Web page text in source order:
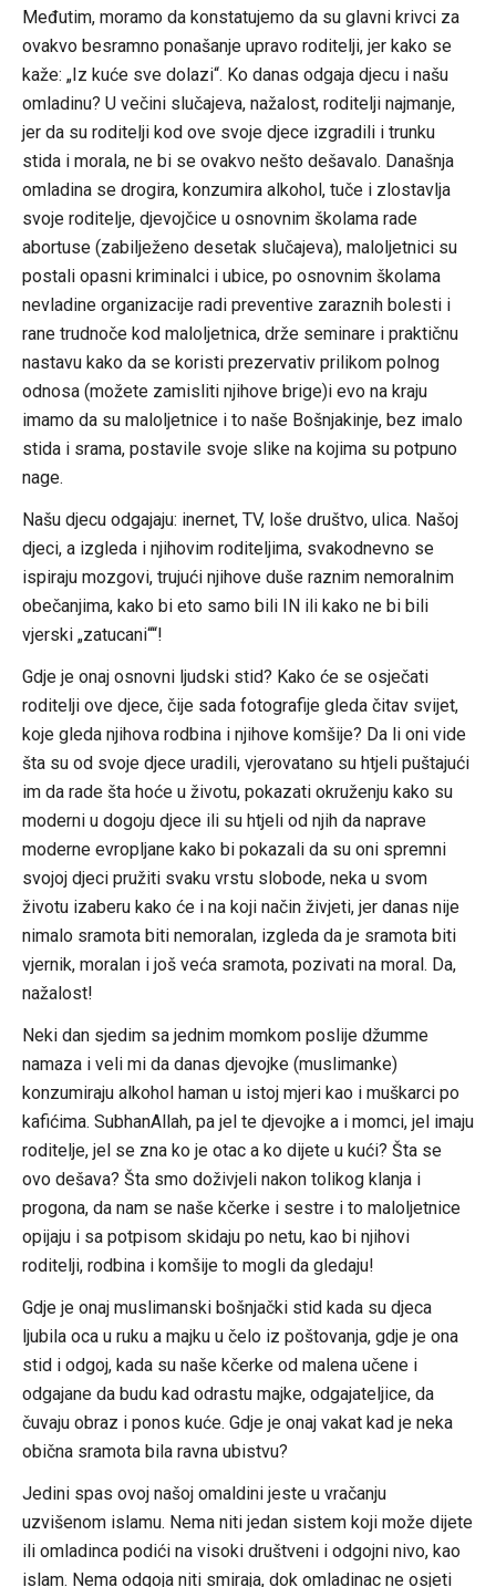
Međutim, moramo da konstatujemo da su glavni krivci za
ovakvo besramno ponašanje upravo roditelji, jer kako se
kaže: „Iz kuće sve dolazi“. Ko danas odgaja djecu i našu
omladinu? U večini slučajeva, nažalost, roditelji najmanje,
jer da su roditelji kod ove svoje djece izgradili i trunku
stida i morala, ne bi se ovakvo nešto dešavalo. Današnja
omladina se drogira, konzumira alkohol, tuče i zlostavlja
svoje roditelje, djevojčice u osnovnim školama rade
abortuse (zabilježeno desetak slučajeva), maloljetnici su
postali opasni kriminalci i ubice, po osnovnim školama
nevladine organizacije radi preventive zaraznih bolesti i
rane trudnoče kod maloljetnica, drže seminare i praktičnu
nastavu kako da se koristi prezervativ prilikom polnog
odnosa (možete zamisliti njihove brige)i evo na kraju
imamo da su maloljetnice i to naše Bošnjakinje, bez imalo
stida i srama, postavile svoje slike na kojima su potpuno
nage.
Našu djecu odgajaju: inernet, TV, loše društvo, ulica. Našoj
djeci, a izgleda i njihovim roditeljima, svakodnevno se
ispiraju mozgovi, trujući njihove duše raznim nemoralnim
obečanjima, kako bi eto samo bili IN ili kako ne bi bili
vjerski „zatucani““!
Gdje je onaj osnovni ljudski stid? Kako će se osječati
roditelji ove djece, čije sada fotografije gleda čitav svijet,
koje gleda njihova rodbina i njihove komšije? Da li oni vide
šta su od svoje djece uradili, vjerovatano su htjeli puštajući
im da rade šta hoće u životu, pokazati okruženju kako su
moderni u dogoju djece ili su htjeli od njih da naprave
moderne evropljane kako bi pokazali da su oni spremni
svojoj djeci pružiti svaku vrstu slobode, neka u svom
životu izaberu kako će i na koji način živjeti, jer danas nije
nimalo sramota biti nemoralan, izgleda da je sramota biti
vjernik, moralan i još veća sramota, pozivati na moral. Da,
nažalost!
Neki dan sjedim sa jednim momkom poslije džumme
namaza i veli mi da danas djevojke (muslimanke)
konzumiraju alkohol haman u istoj mjeri kao i muškarci po
kafićima. SubhanAllah, pa jel te djevojke a i momci, jel imaju
roditelje, jel se zna ko je otac a ko dijete u kući? Šta se
ovo dešava? Šta smo doživjeli nakon tolikog klanja i
progona, da nam se naše kčerke i sestre i to maloljetnice
opijaju i sa potpisom skidaju po netu, kao bi njihovi
roditelji, rodbina i komšije to mogli da gledaju!
Gdje je onaj muslimanski bošnjački stid kada su djeca
ljubila oca u ruku a majku u čelo iz poštovanja, gdje je ona
stid i odgoj, kada su naše kčerke od malena učene i
odgajane da budu kad odrastu majke, odgajateljice, da
čuvaju obraz i ponos kuće. Gdje je onaj vakat kad je neka
obična sramota bila ravna ubistvu?
Jedini spas ovoj našoj omaldini jeste u vračanju
uzvišenom islamu. Nema niti jedan sistem koji može dijete
ili omladinca podići na visoki društveni i odgojni nivo, kao
islam. Nema odgoja niti smiraja, dok omladinac ne osjeti